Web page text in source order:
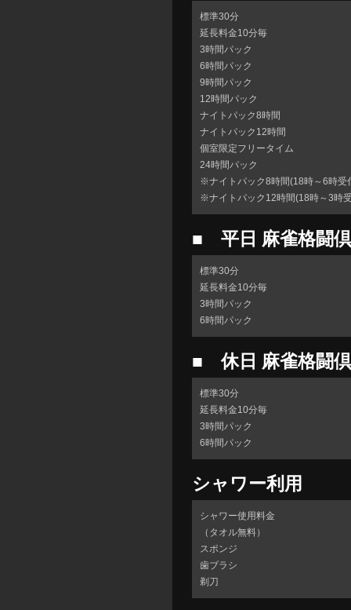
標準30分
延長料金10分毎
3時間パック
6時間パック
9時間パック
12時間パック
ナイトパック8時間
ナイトパック12時間
個室限定フリータイム
24時間パック
※ナイトパック8時間(18時～6時受
※ナイトパック12時間(18時～3時
■ 平日 麻雀格闘
標準30分
延長料金10分毎
3時間パック
6時間パック
■ 休日 麻雀格闘
標準30分
延長料金10分毎
3時間パック
6時間パック
シャワー利用
シャワー使用料金
（タオル無料）
スポンジ
歯ブラシ
剃刀